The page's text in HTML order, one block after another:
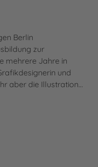
Berlin
zur
mehrere Jahre in
und
aber die Illustration…